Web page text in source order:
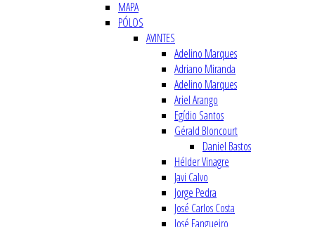
MAPA
PÓLOS
AVINTES
Adelino Marques
Adriano Miranda
Adelino Marques
Ariel Arango
Egídio Santos
Gérald Bloncourt
Daniel Bastos
Hélder Vinagre
Javi Calvo
Jorge Pedra
José Carlos Costa
José Fangueiro